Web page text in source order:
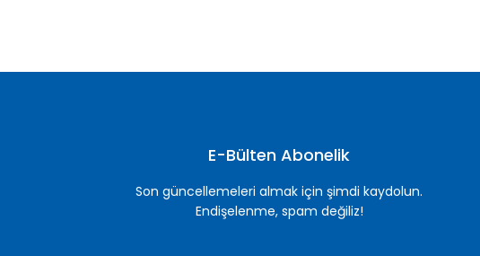
E-Bülten Abonelik
Son güncellemeleri almak için şimdi kaydolun.
Endişelenme, spam değiliz!